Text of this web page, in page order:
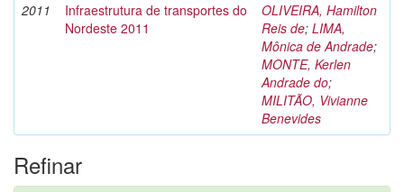
2011
Infraestrutura de transportes do
Nordeste 2011
OLIVEIRA, Hamilton
Reis de; LIMA,
Mônica de Andrade;
MONTE, Kerlen
Andrade do;
MILITÃO, Vivianne
Benevides
Refinar